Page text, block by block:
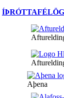
ÍÞRÓTTAFÉLÖG
Aþena